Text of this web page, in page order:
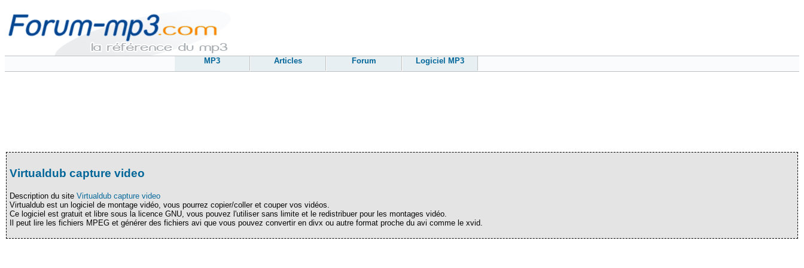
MP3 Articles Forum Logiciel MP3
Virtualdub capture video
Description du site Virtualdub capture video
Virtualdub est un logiciel de montage vidéo, vous pourrez copier/coller et couper vos vidéos.
Ce logiciel est gratuit et libre sous la licence GNU, vous pouvez l'utiliser sans limite et le redistribuer pour les montages vidéo.
Il peut lire les fichiers MPEG et générer des fichiers avi que vous pouvez convertir en divx ou autre format proche du avi comme le xvid.